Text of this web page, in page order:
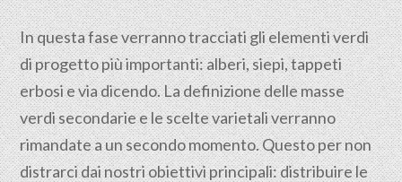
In questa fase verranno tracciati gli elementi verdi
di progetto più importanti: alberi, siepi, tappeti
erbosi e via dicendo. La definizione delle masse
verdi secondarie e le scelte varietali verranno
rimandate a un secondo momento. Questo per non
distrarci dai nostri obiettivi principali: distribuire le